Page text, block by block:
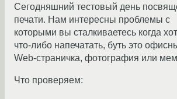
Сегодняшний тестовый день
печати. Нам интересны проблемы с
которыми вы сталкиваетесь когда
что-либо напечатать, буть это
Web-страничка, фотография или
Что проверяем: